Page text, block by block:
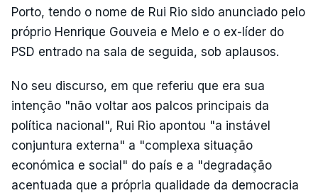
Porto, tendo o nome de Rui Rio sido anunciado pelo
próprio Henrique Gouveia e Melo e o ex-líder do
PSD entrado na sala de seguida, sob aplausos.
No seu discurso, em que referiu que era sua
intenção "não voltar aos palcos principais da
política nacional", Rui Rio apontou "a instável
conjuntura externa" a "complexa situação
económica e social" do país e a "degradação
acentuada que a própria qualidade da democracia